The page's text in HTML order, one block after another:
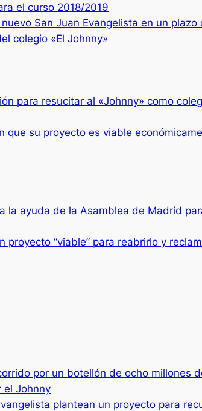
el curso 2018/2019
San Juan Evangelista en un
colegio «El Johnny»
para resucitar al «Johnny» como
que su proyecto es viable
la ayuda de la Asamblea de Madrid
proyecto “viable” para reabrirlo y
por un botellón de ocho millones
el Johnny
plantean un proyecto para